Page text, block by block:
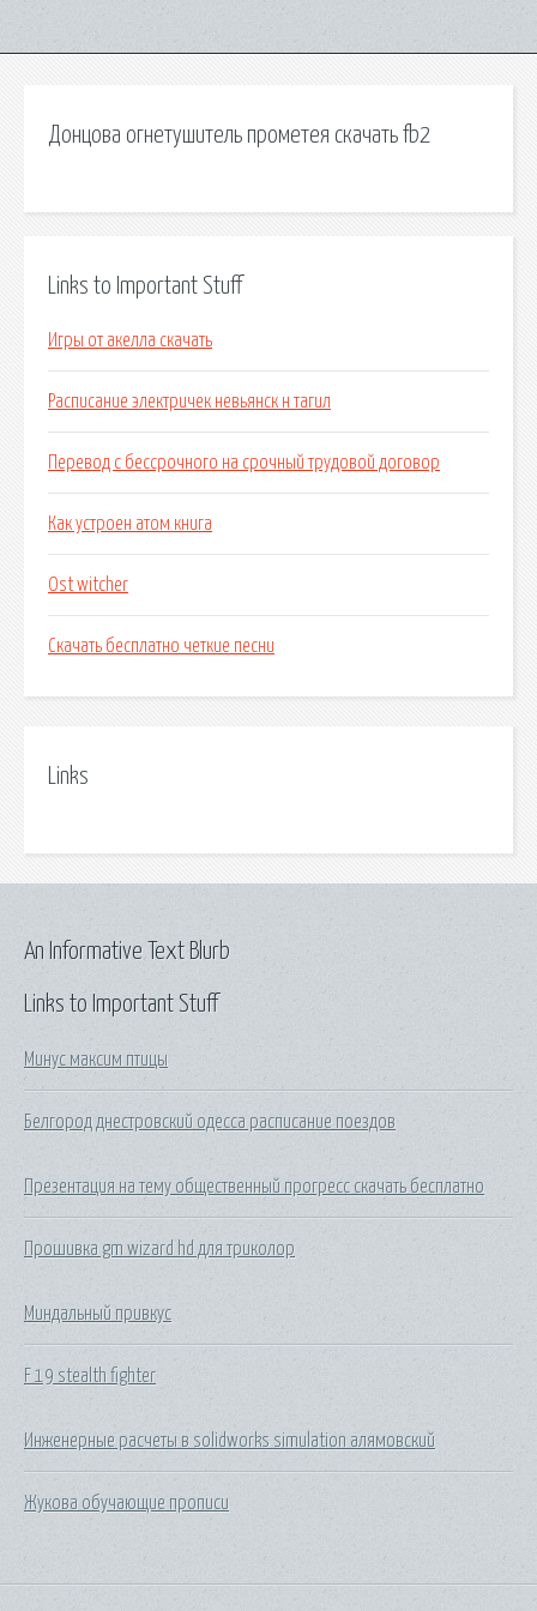
Донцова огнетушитель прометея скачать fb2
Links to Important Stuff
Игры от акелла скачать
Расписание электричек невьянск н тагил
Перевод с бессрочного на срочный трудовой договор
Как устроен атом книга
Ost witcher
Скачать бесплатно четкие песни
Links
Links to Important Stuff
Минус максим птицы
Белгород днестровский одесса расписание поездов
Презентация на тему общественный прогресс скачать бесплатно
Прошивка gm wizard hd для триколор
Миндальный привкус
F 19 stealth fighter
Инженерные расчеты в solidworks simulation алямовский
Жукова обучающие прописи
An Informative Text Blurb